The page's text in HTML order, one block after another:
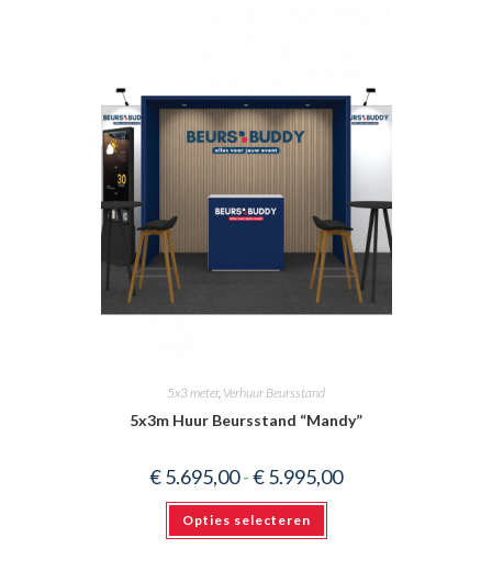
5x3 meter, Verhuur Beursstand
5x3m Huur Beursstand “Mandy”
€5.695,00-€5.995,00Prijsklasse:
€ 5.695,00
Opties selecteren